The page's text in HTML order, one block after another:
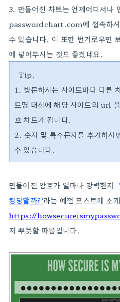
3. 만들어진 차트는 언제어디서나
passwordchart.com에 접속하셔
수 있습니다. 이 또한 번거로우면
에 넣어두시는 것도 좋겠네요.
Tip.
1. 방문하시는 사이트마다 다른
트명 대신에해당 사이트의 url
호 차트가 됩니다.
2. 숫자 및 특수문자를 추가하시
수 있습니다.
만들어진 암호가 얼마나 강력한지
킹당할까?'라는 예전 포스트에 소
https://
저 뿌듯할 따름입니다.